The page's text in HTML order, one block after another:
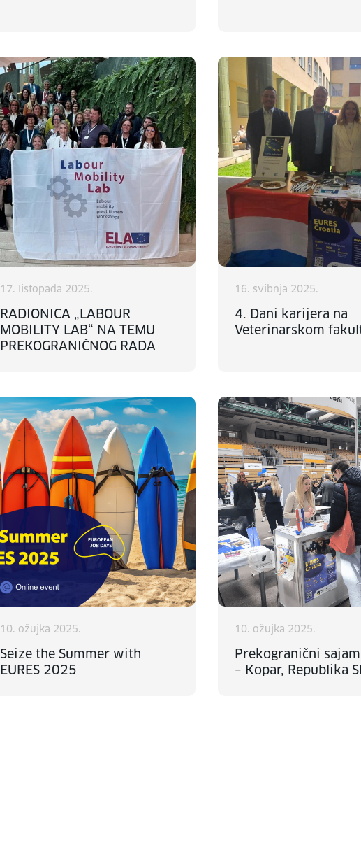
17. listopada 2025.
RADIONICA „LABOUR
MOBILITY LAB“ NA TEMU
PREKOGRANIČNOG RADA
16. svibnja 2025.
4. Dani karijera na
Veterinarskom
10. ožujka 2025.
Seize the Summer with
EURES 2025
10. ožujka 2025.
Prekogranični
– Kopar, Republika